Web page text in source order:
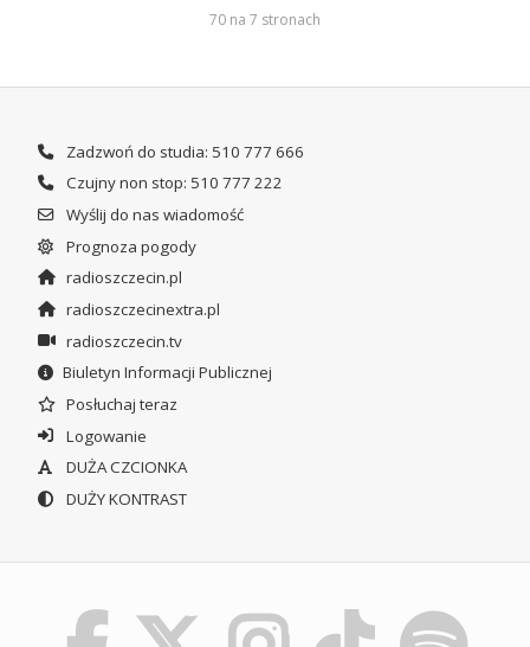
70 na 7 stronach
Zadzwoń do studia: 510 777 666
Czujny non stop: 510 777 222
Wyślij do nas wiadomość
Prognoza pogody
radioszczecin.pl
radioszczecinextra.pl
radioszczecin.tv
Biuletyn Informacji Publicznej
Posłuchaj teraz
Logowanie
DUŻA CZCIONKA
DUŻY KONTRAST